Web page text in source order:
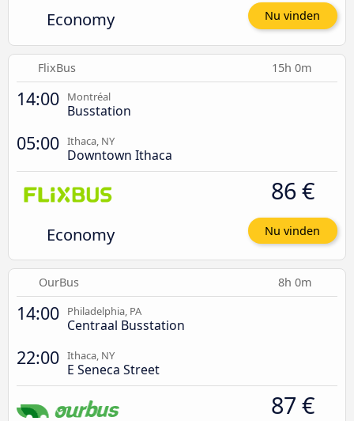
Economy Nu vinden
FlixBus 15h 0m
14:00 Montréal
Busstation
05:00 Ithaca, NY
Downtown Ithaca
Economy
86 €
Nu vinden
OurBus 8h 0m
14:00 Philadelphia, PA
Centraal Busstation
22:00 Ithaca, NY
E Seneca Street
87 €